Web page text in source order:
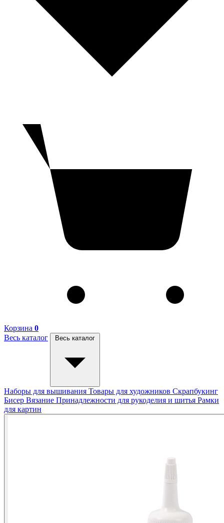
Корзина 0
Весь каталог
Весь каталог
Наборы для вышивания Товары для художников Скрапбукинг
Бисер Вязание Принадлежности для рукоделия и шитья Рамки
для картин